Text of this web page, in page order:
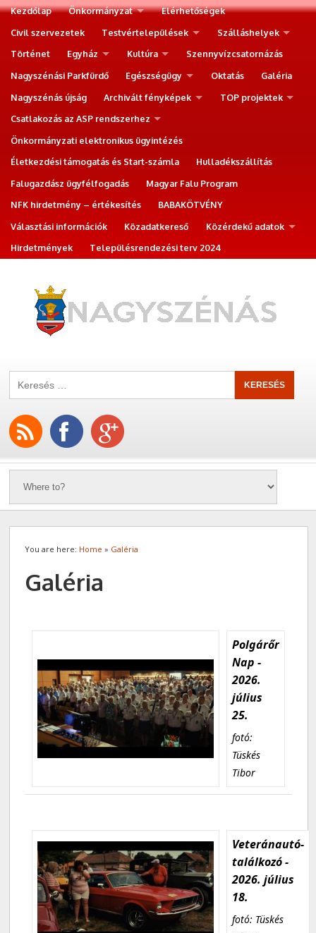
Kezdőlap Önkormányzat
Elérhetőségek
Civil szervezetek
Testvértelepülések
Szálláshelyek
Történet
Egyház Kultúra
Szennyvízcsatornázás
Nagyszénási Parkfürdő
Egészségügy Oktatás
Galéria
Nagyszénás újság
Archivált fényképek
TOP projektek
Csatlakozás az ASP rendszerhez
Önkormányzati elektronikus ügyintézés
Életkezdési támogatás és Start-számla
Hulladékszállítás
Falugazdász ügyfélfogadás
Magyar Falu Program
NFK hirdetmény – értékesítés
BABAKÖTVÉNY
Választási információk
Közadatkereső
Közérdekű adatok
Hirdetmények
Településrendezési terv 2024
You are here: Home » Galéria
Galéria
Polgárőr
Nap -
2026.
július
25.
fotó:
Tüskés
Tibor
Veteránautó-
találkozó -
2026. július
18.
fotó: Tüskés